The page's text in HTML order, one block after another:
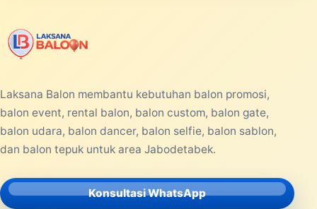
Laksana Balon membantu kebutuhan balon promosi,
balon event, rental balon, balon custom, balon gate,
balon udara, balon dancer, balon selfie, balon sablon,
dan balon tepuk untuk area Jabodetabek.
Konsultasi WhatsApp